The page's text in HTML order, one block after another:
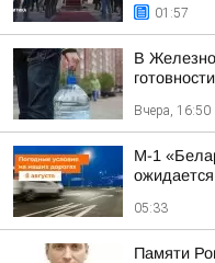
01:57
В
Вчера, 16:50
М-1
ожидается
05:33
Памяти